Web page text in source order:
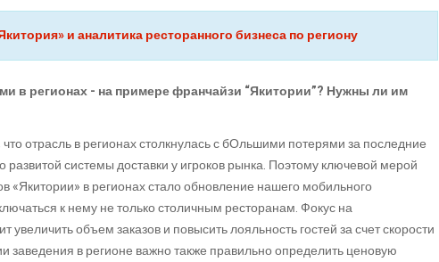
и аналитика ресторанного бизнеса по региону
в регионах - на примере франчайзи “Якитории”? Нужны ли им
отрасль в регионах столкнулась с бОльшими потерями за последние
развитой системы доставки у игроков рынка. Поэтому ключевой мерой
«Якитории» в регионах стало обновление нашего мобильного
к нему не только столичным ресторанам. Фокус на
объем заказов и повысить лояльность гостей за счет скорости
заведения в регионе важно также правильно определить ценовую